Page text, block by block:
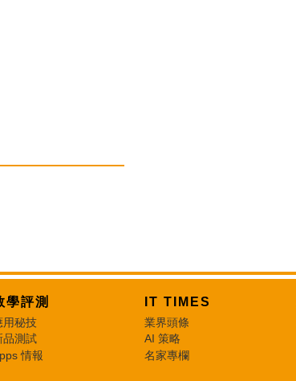
學評測
用秘技
品測試
情報
IT TIMES
業界頭條
AI 策略
名家專欄